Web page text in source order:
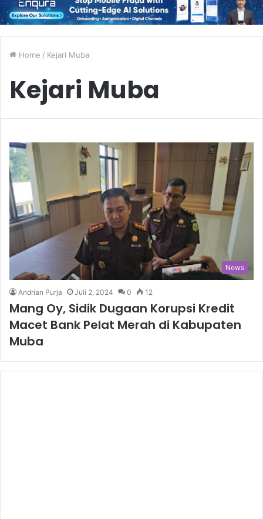
Home / Kejari Muba
Kejari Muba
News
Andrian Purja Juli 2, 2024 0 12
Mang Oy, Sidik Dugaan Korupsi Kredit
Macet Bank Pelat Merah di Kabupaten
Muba